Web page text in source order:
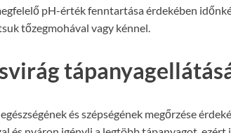
pH-érték fenntartása érdekében
tőzegmohával vagy kénnel.
és szépségének megőrzése